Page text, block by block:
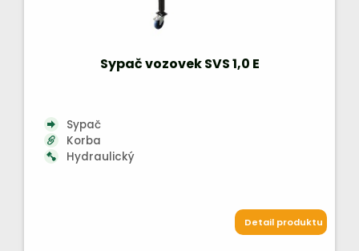
Sypač vozovek SVS 1,0 E
Sypač
Korba
Hydraulický
Detail produktu